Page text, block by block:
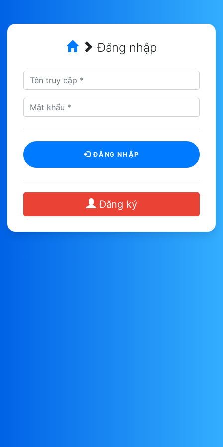
Đăng nhập
ĐĂNG NHẬP
Đăng ký